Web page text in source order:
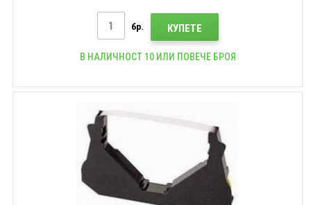
бр. КУПЕТЕ
В НАЛИЧНОСТ 10 ИЛИ ПОВЕЧЕ БРОЯ